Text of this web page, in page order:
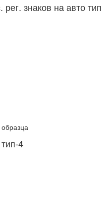
знаков на авто тип
4